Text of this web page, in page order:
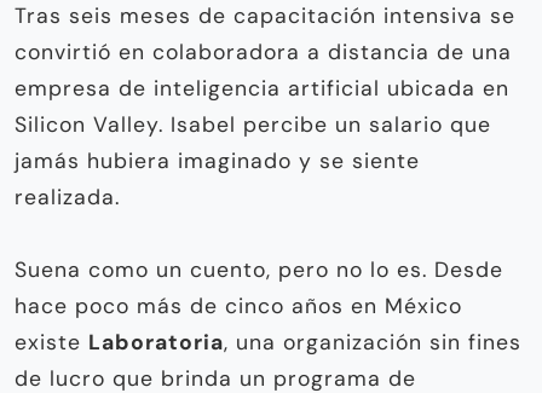
Tras seis meses de capacitación intensiva se
convirtió en colaboradora a distancia de una
empresa de inteligencia artificial ubicada en
Silicon Valley. Isabel percibe un salario que
jamás hubiera imaginado y se siente
realizada.
Suena como un cuento, pero no lo es. Desde
hace poco más de cinco años en México
existe Laboratoria, una organización sin fines
de lucro que brinda un programa de